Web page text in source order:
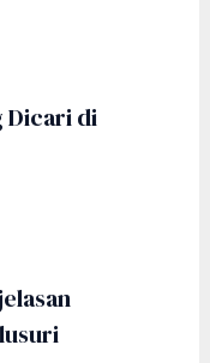
Dicari di